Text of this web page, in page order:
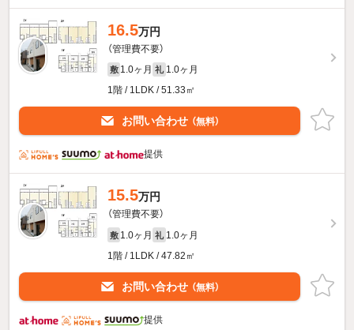
16.5万円
（管理費不要）
敷 1.0ヶ月 礼 1.0ヶ月
1階 / 1LDK / 51.33㎡
お問い合わせ （無料）
提供
15.5万円
（管理費不要）
敷 1.0ヶ月 礼 1.0ヶ月
1階 / 1LDK / 47.82㎡
お問い合わせ （無料）
提供